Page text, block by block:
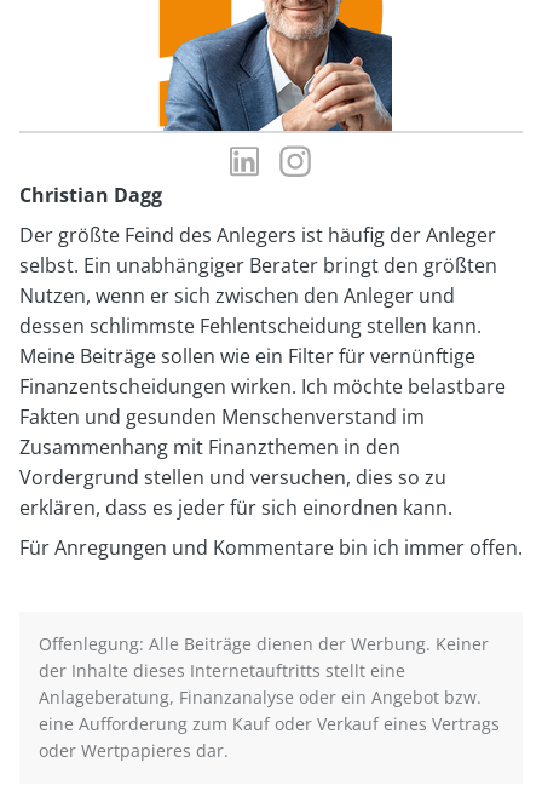
LinkedIn-
Profil
Christian
Dagg
Christian
Dagg
Christian Dagg
Der größte Feind des Anlegers ist häufig der Anleger
selbst. Ein unabhängiger Berater bringt den größten
Nutzen, wenn er sich zwischen den Anleger und
dessen schlimmste Fehlentscheidung stellen kann.
Meine Beiträge sollen wie ein Filter für vernünftige
Finanzentscheidungen wirken. Ich möchte belastbare
Fakten und gesunden Menschenverstand im
Zusammenhang mit Finanzthemen in den
Vordergrund stellen und versuchen, dies so zu
erklären, dass es jeder für sich einordnen kann.
Für Anregungen und Kommentare bin ich immer offen.
Offenlegung: Alle Beiträge dienen der Werbung. Keiner
der Inhalte dieses Internetauftritts stellt eine
Anlageberatung, Finanzanalyse oder ein Angebot bzw.
eine Aufforderung zum Kauf oder Verkauf eines Vertrags
oder Wertpapieres dar.